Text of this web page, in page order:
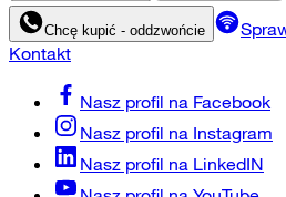
Chcę kupić - oddzwońcie
Kontakt
Nasz profil na Facebook
Nasz profil na Instagram
Nasz profil na LinkedIN